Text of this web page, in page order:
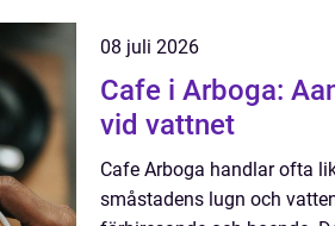
08 juli 2026
Cafe i Arboga:
vid vattnet
Cafe Arboga handlar ofta
småstadens lugn och